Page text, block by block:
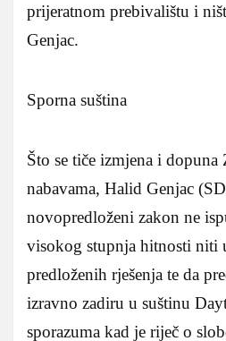
prijeratnom prebivalištu i
Genjac.
Sporna suština
Što se tiče izmjena i
nabavama, Halid Genjac
novopredloženi zakon ne
visokog stupnja hitnosti niti
predloženih rješenja te da
izravno zadiru u suštinu
sporazuma kad je riječ o